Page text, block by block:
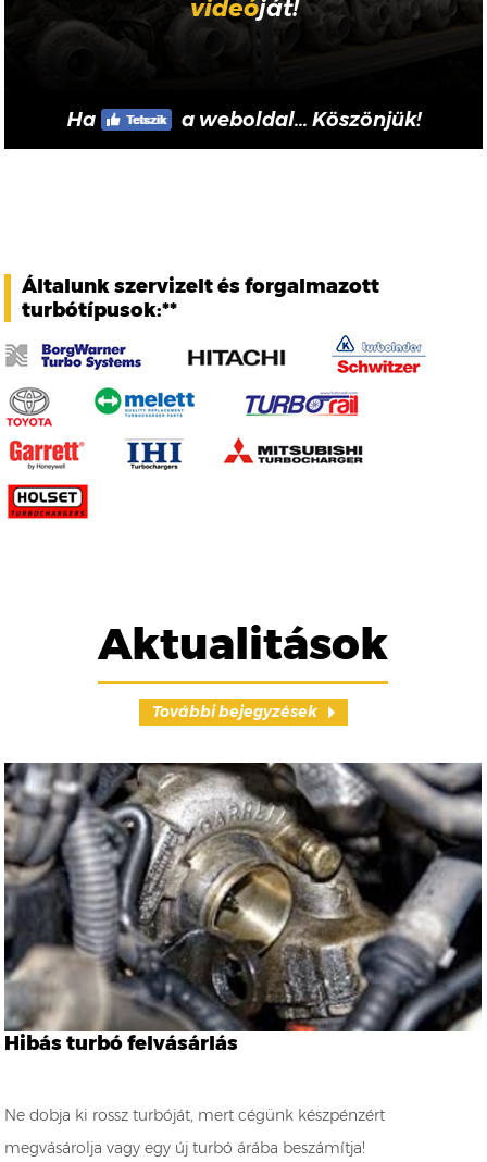
videóját!
Ha a weboldal... Köszönjük!
Általunk szervizelt és forgalmazott
turbótípusok:**
Aktualitások
További bejegyzések
Hibás turbó felvásárlás
Ne dobja ki rossz turbóját, mert cégünk készpénzért
megvásárolja vagy egy új turbó árába beszámítja!